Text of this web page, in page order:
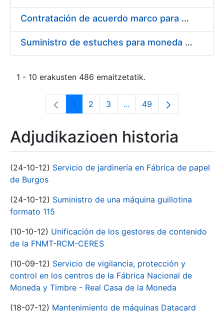
Contratación de acuerdo marco para el Suministro de Material de Electricidad para la Fábrica Nacional de Moneda y Timbre-Real Casa de la Moneda en su centro de trabajo de Burgos
Suministro de estuches para moneda de 30 €
1 - 10 erakusten 486 emaitzetatik.
Orrialdea
1 Orrialdea
2 Orrialdea
3 ...Intermediate Pages Use
Orrialdea
49
Adjudikazioen historia
(24-10-12) Servicio de jardinería en Fábrica de papel
de Burgos
(24-10-12) Suministro de una máquina guillotina
formato 115
(10-10-12) Unificación de los gestores de contenido
de la FNMT-RCM-CERES
(10-09-12) Servicio de vigilancia, protección y
control en los centros de la Fábrica Nacional de
Moneda y Timbre - Real Casa de la Moneda
(18-07-12) Mantenimiento de máquinas Datacard